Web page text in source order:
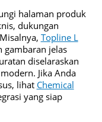
halaman produk
dukungan
Topline L
jelas
diselaraskan
Jika Anda
lihat Chemical
yang siap